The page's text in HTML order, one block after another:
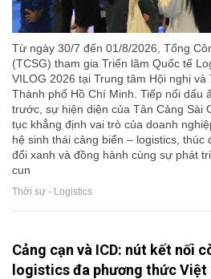
Từ ngày 30/7 đến 01/8/2026, Tổng
(TCSG) tham gia Triển lãm Quốc tế
VILOG 2026 tại Trung tâm Hội nghị và
Thành phố Hồ Chí Minh. Tiếp nối dấu
trước, sự hiện diện của Tân Cảng Sài
tục khẳng định vai trò của doanh
hệ sinh thái cảng biển – logistics, thúc
đổi xanh và đồng hành cùng sự phát
cun
Thời sự - Logistics
Cảng cạn và ICD: nút kết nối
logistics đa phương thức Việt